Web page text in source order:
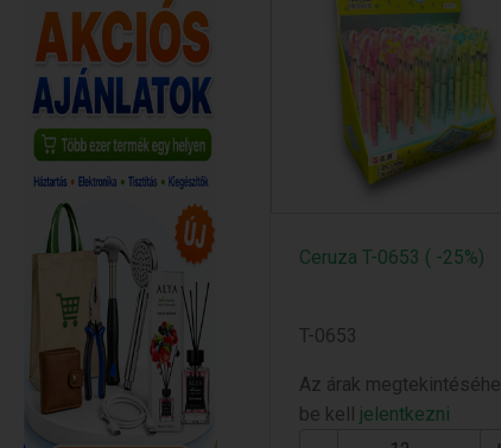
Ceruza T-0653 ( -25%)
T-0653
Az árak
be kell jelentkezni